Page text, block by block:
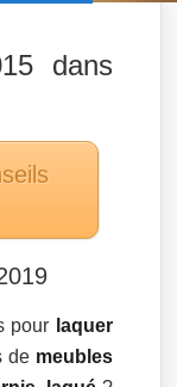
dans
pour laquer
de meubles